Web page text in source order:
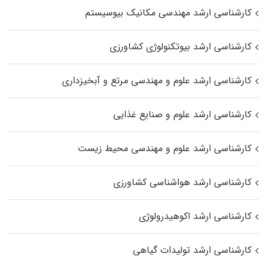
کارشناسی ارشد مهندسی مکانیک بیوسیستم
کارشناسی ارشد بیوتکنولوژی کشاورزی
کارشناسی ارشد علوم و مهندسی مرتع و آبخیزداری
کارشناسی ارشد علوم و صنایع غذایی
کارشناسی ارشد علوم و مهندسی محیط زیست
کارشناسی ارشد هواشناسی کشاورزی
کارشناسی ارشد اکوهیدرولوژی
کارشناسی ارشد تولیدات گیاهی